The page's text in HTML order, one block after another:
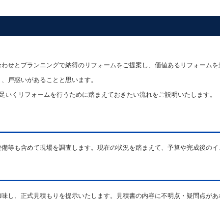
せとプランニングで納得のリフォームをご提案し、価値あるリフォーム
戸惑いがあることと思います。
くリフォームを行うために踏まえておきたい流れをご説明いたします。
等も含めて現場を調査します。現在の状況を踏まえて、予算や完成後の
し、正式見積もりを提示いたします。見積書の内容に不明点・疑問点が